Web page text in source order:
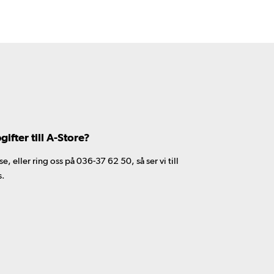
till A-Store?
eller ring oss på 036-37 62 50, så ser vi till